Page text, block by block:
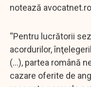
notează avocatnet.ro
“Pentru lucrătorii
acordurilor,
(...), partea română
cazare oferite de